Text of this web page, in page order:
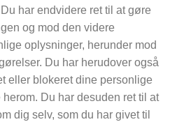
har endvidere ret til at gøre
og mod den videre
oplysninger, herunder mod
Du har herudover også
eller blokeret dine personlige
Du har desuden ret til at
dig selv, som du har givet til